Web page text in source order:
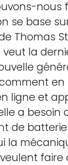
nous
se base
Thomas
la
en
ligne et
a besoin
de batterie
la
faire